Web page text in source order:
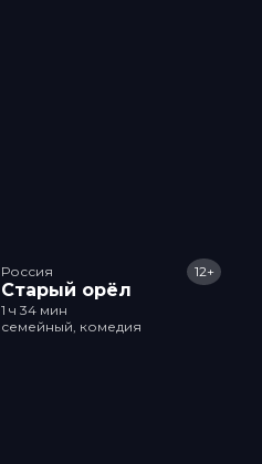
Россия
Старый орёл
12+
1 ч 34 мин
семейный, комедия